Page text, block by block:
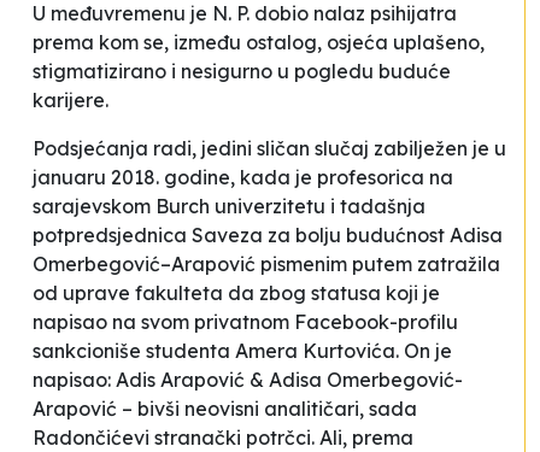
U međuvremenu je N. P. dobio nalaz psihijatra
prema kom se, između ostalog, osjeća uplašeno,
stigmatizirano i nesigurno u pogledu buduće
karijere.
Podsjećanja radi, jedini sličan slučaj zabilježen je u
januaru 2018. godine, kada je profesorica na
sarajevskom Burch univerzitetu i tadašnja
potpredsjednica Saveza za bolju budućnost Adisa
Omerbegović–Arapović pismenim putem zatražila
od uprave fakulteta da zbog statusa koji je
napisao na svom privatnom Facebook-profilu
sankcioniše studenta Amera Kurtovića. On je
napisao: Adis Arapović & Adisa Omerbegović-
Arapović – bivši neovisni analitičari, sada
Radončićevi stranački potrčci. Ali, prema